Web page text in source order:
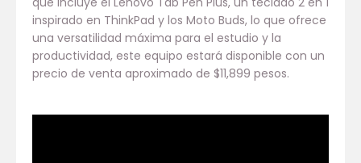
inspirado en ThinkPad y los Moto Buds, lo que ofrece
una versatilidad máxima para el estudio y la
productividad, este equipo estará disponible con un
precio de venta aproximado de $11,899 pesos.